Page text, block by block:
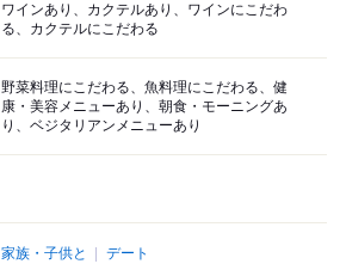
ワインあり、カクテルあり、ワインにこだわ
る、カクテルにこだわる
野菜料理にこだわる、魚料理にこだわる、健
康・美容メニューあり、朝食・モーニングあ
り、ベジタリアンメニューあり
家族・子供と デート